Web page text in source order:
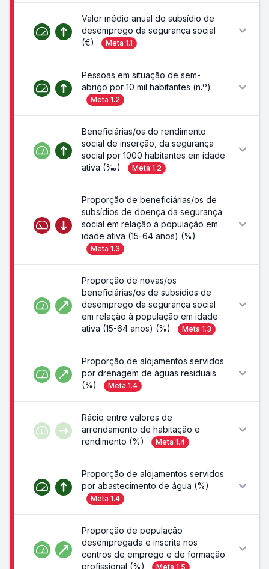
Valor médio anual do subsídio de
desemprego da segurança social
(€)
Meta 1.1
Pessoas em situação de sem-
abrigo por 10 mil habitantes (n.º)
Meta 1.2
Beneficiárias/os do rendimento
social de inserção, da segurança
social por 1000 habitantes em idade
ativa (‰)
Meta 1.2
Proporção de beneficiárias/os de
subsídios de doença da segurança
social em relação à população em
idade ativa (15-64 anos) (%)
Meta 1.3
Proporção de novas/os
beneficiárias/os de subsídios de
desemprego da segurança social
em relação à população em idade
ativa (15-64 anos) (%)
Meta 1.3
Proporção de alojamentos servidos
por drenagem de águas residuais
(%)
Meta 1.4
Rácio entre valores de
arrendamento de habitação e
rendimento (%)
Meta 1.4
Proporção de alojamentos servidos
por abastecimento de água (%)
Meta 1.4
Proporção de população
desempregada e inscrita nos
centros de emprego e de formação
profissional (%)
Meta 1.5